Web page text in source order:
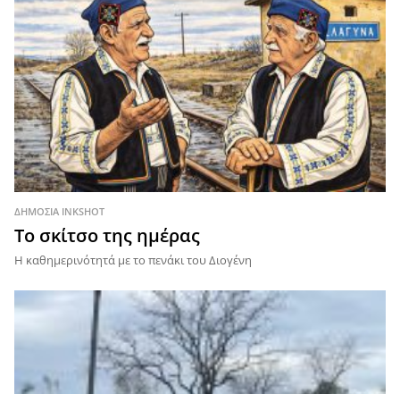
ΔΗΜΌΣΙΑ INKSHOT
Το σκίτσο της ημέρας
Η καθημερινότητά με το πενάκι του Διογένη